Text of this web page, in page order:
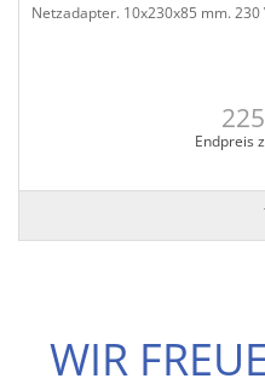
Netzadapter. 10x230x85 mm. 230
Endpreis
WIR